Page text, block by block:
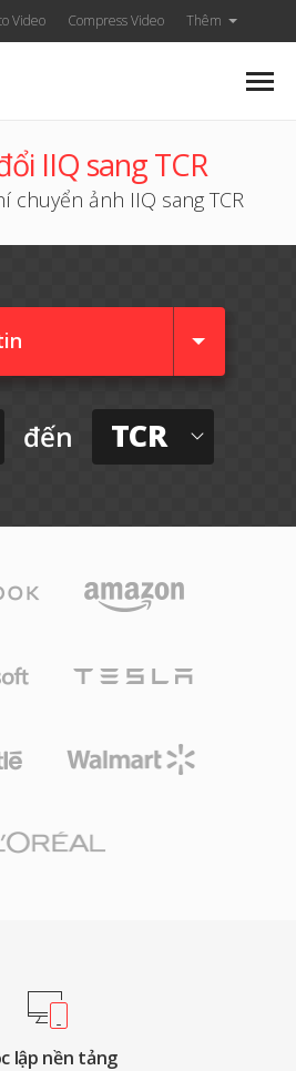
Video Compress Video Thêm
IIQ sang TCR
chuyển ảnh IIQ sang TCR
đến TCR
lập nền tảng